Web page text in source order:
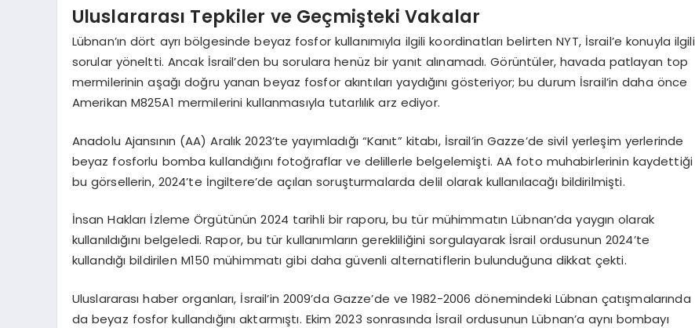
Uluslararası Tepkiler ve Geçmişteki Vakalar
Lübnan’ın dört ayrı bölgesinde beyaz fosfor kullanımıyla ilgili koordinatları belirten NYT, İsrail’e konuyla ilgili
sorular yöneltti. Ancak İsrail’den bu sorulara henüz bir yanıt alınamadı. Görüntüler, havada patlayan top
mermilerinin aşağı doğru yanan beyaz fosfor akıntıları yaydığını gösteriyor; bu durum İsrail’in daha önce
Amerikan M825A1 mermilerini kullanmasıyla tutarlılık arz ediyor.
Anadolu Ajansının (AA) Aralık 2023’te yayımladığı “Kanıt” kitabı, İsrail’in Gazze’de sivil yerleşim yerlerinde
beyaz fosforlu bomba kullandığını fotoğraflar ve delillerle belgelemişti. AA foto muhabirlerinin kaydettiği
bu görsellerin, 2024’te İngiltere’de açılan soruşturmalarda delil olarak kullanılacağı bildirilmişti.
İnsan Hakları İzleme Örgütünün 2024 tarihli bir raporu, bu tür mühimmatın Lübnan’da yaygın olarak
kullanıldığını belgeledi. Rapor, bu tür kullanımların gerekliliğini sorgulayarak İsrail ordusunun 2024’te
kullandığı bildirilen M150 mühimmatı gibi daha güvenli alternatiflerin bulunduğuna dikkat çekti.
Uluslararası haber organları, İsrail’in 2009’da Gazze’de ve 1982-2006 dönemindeki Lübnan çatışmalarında
da beyaz fosfor kullandığını aktarmıştı. Ekim 2023 sonrasında İsrail ordusunun Lübnan’a aynı bombayı